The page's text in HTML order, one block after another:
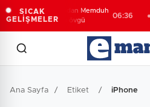
SICAK
GELİŞMELER
Bakan Uraloğlu'ndan Memduh
Çolakbayrakdar'a övgü
06:36
Ana Sayfa / Etiket / iPhone